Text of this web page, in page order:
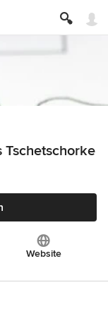
Tschetschorke
Website